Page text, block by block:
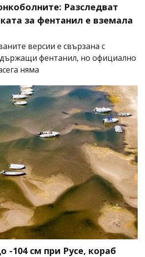
Разследват
за фентанил е вземала
версии е свързана с
фентанил, но официално
няма
-104 см при Русе, кораб